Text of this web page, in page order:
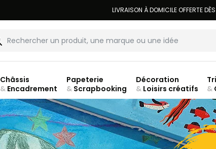
LIVRAISON À DOMICILE OFFERTE
Châssis
&Encadrement
Papeterie
&Scrapbooking
Décoration
&Loisirs créatifs
&